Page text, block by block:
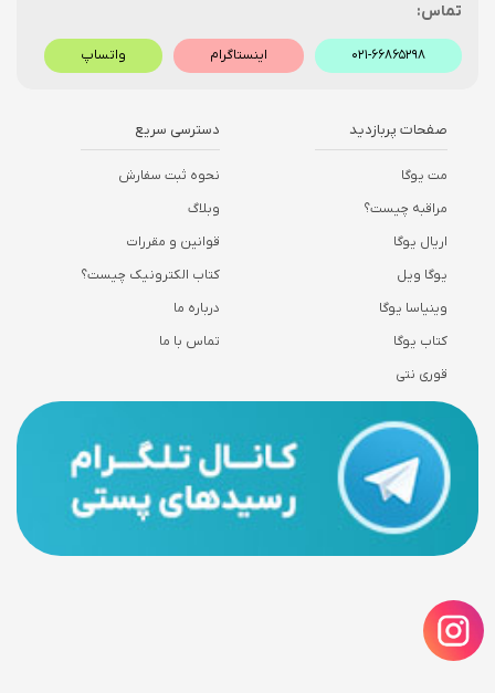
تماس:
۰۲۱-۶۶۸۶۵۲۹۸ اینستاگرام واتساپ
صفحات پربازدید
مت یوگا
مراقبه چیست؟
اریال یوگا
یوگا ویل
وینیاسا یوگا
کتاب یوگا
قوری نتی
دسترسی سریع
نحوه ثبت سفارش
وبلاگ
قوانین و مقررات
کتاب الکترونیک چیست؟
درباره ما
تماس با ما